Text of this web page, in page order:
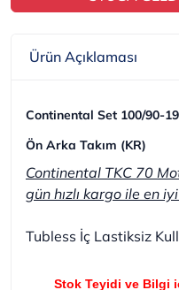
Ürün Açıklaması
Continental Set 100/90-
Ön Arka Takım (KR)
Continental TKC 70
gün hızlı kargo ile en
Tubless İç Lastiksiz
Stok Teyidi ve Bilgi